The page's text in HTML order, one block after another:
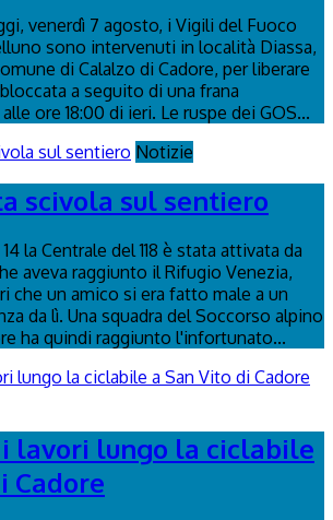
venerdì 7 agosto, i Vigili del Fuoco
sono intervenuti in località Diassa,
di Calalzo di Cadore, per liberare
a seguito di una frana
ore 18:00 di ieri. Le ruspe dei GOS...
Notizie
scivola sul sentiero
la Centrale del 118 è stata attivata da
aveva raggiunto il Rifugio Venezia,
che un amico si era fatto male a un
da lì. Una squadra del Soccorso alpino
ha quindi raggiunto l'infortunato...
lavori lungo la ciclabile
Cadore